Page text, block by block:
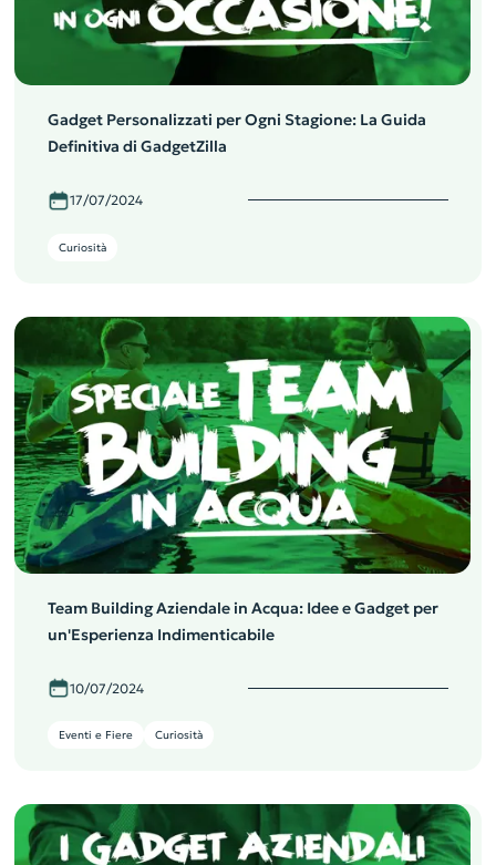
Gadget Personalizzati per Ogni Stagione: La Guida
Definitiva di GadgetZilla
17/07/2024
Curiosità
Team Building Aziendale in Acqua: Idee e Gadget per
un'Esperienza Indimenticabile
10/07/2024
Eventi e Fiere Curiosità